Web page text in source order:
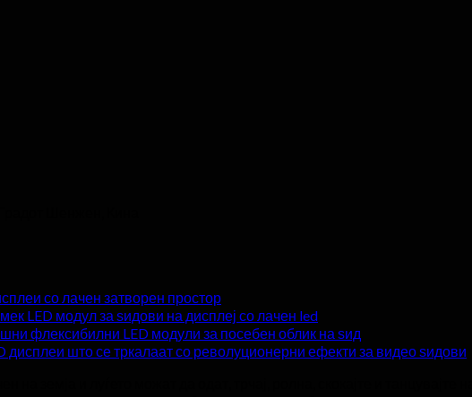
Шенжен, Кина
со лачен затворен простор
LED модул за ѕидови на дисплеј со лачен led
флексибилни LED модули за посебен облик на ѕид
дисплеи што се тркалаат со револуционерни ефекти за видео ѕидови
на земја и луѓето можат да одат, трчај, ролна, скокајте и танцувајте